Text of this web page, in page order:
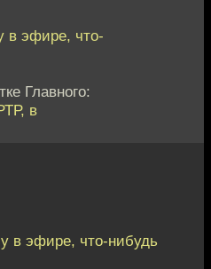
в эфире, что-
Главного:
в
в эфире, что-нибудь